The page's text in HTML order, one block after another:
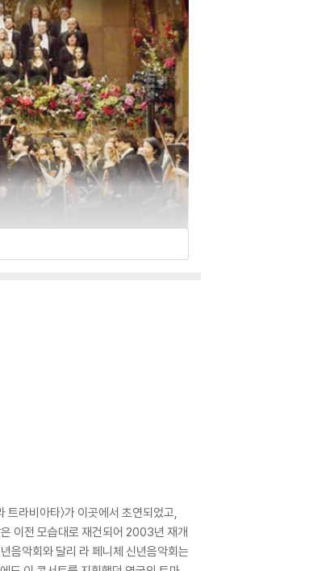
라비아타〉가 이곳에서 초연되었고,
이전 모습대로 재건되어 2003년 재개
음악회와 달리 라 페니체 신년음악회는